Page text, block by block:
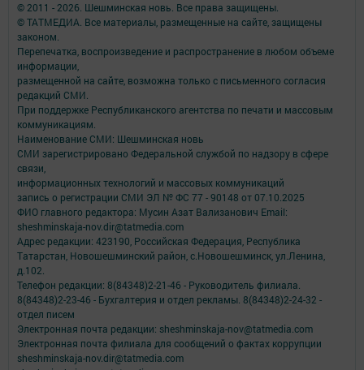
© 2011 - 2026. Шешминская новь. Все права защищены.
© ТАТМЕДИА. Все материалы, размещенные на сайте, защищены
законом.
Перепечатка, воспроизведение и распространение в любом объеме
информации,
размещенной на сайте, возможна только с письменного согласия
редакций СМИ.
При поддержке Республиканского агентства по печати и массовым
коммуникациям.
Наименование СМИ: Шешминская новь
СМИ зарегистрировано Федеральной службой по надзору в сфере
связи,
информационных технологий и массовых коммуникаций
запись о регистрации СМИ ЭЛ № ФС 77 - 90148 от 07.10.2025
ФИО главного редактора: Мусин Азат Вализанович Email:
sheshminskaja-nov.dir@tatmedia.com
Адрес редакции: 423190, Российская Федерация, Республика
Татарстан, Новошешминский район, с.Новошешминск, ул.Ленина,
д.102.
Телефон редакции: 8(84348)2-21-46 - Руководитель филиала.
8(84348)2-23-46 - Бухгалтерия и отдел рекламы. 8(84348)2-24-32 -
отдел писем
Электронная почта редакции: sheshminskaja-nov@tatmedia.com
Электронная почта филиала для сообщений о фактах коррупции
sheshminskaja-nov.dir@tatmedia.com